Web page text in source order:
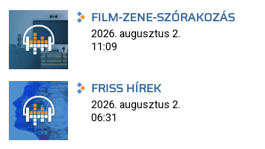
FILM-ZENE-SZÓRAKOZÁS
2026. augusztus 2.
11:09
FRISS HÍREK
2026. augusztus 2.
06:31